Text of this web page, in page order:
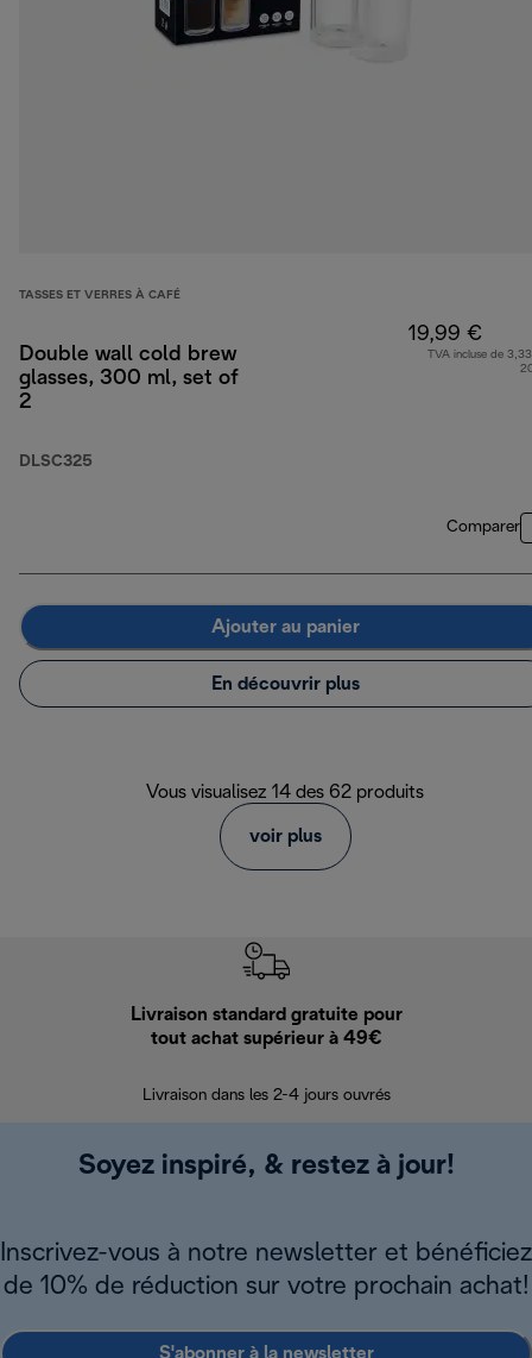
TASSES ET VERRES À CAFÉ
Double wall cold brew
glasses, 300 ml, set of
2
DLSC325
19,99 €
TVA incluse de
Comparer
Ajouter au panier
En découvrir plus
Vous visualisez 14 des 62 produits
voir plus
Livraison standard gratuite pour
tout achat supérieur à 49€
Livraison dans les 2-4 jours ouvrés
Soyez inspiré, & restez à jour!
Inscrivez-vous à notre newsletter et bénéficiez
de 10% de réduction sur votre prochain achat!
S'abonner à la newsletter